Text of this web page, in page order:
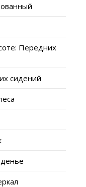
Передних
сидений